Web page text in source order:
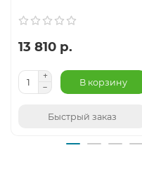
13 810 р.
В корзину
Быстрый заказ